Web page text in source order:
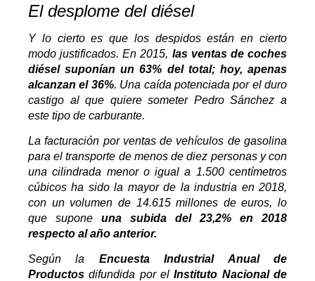
El desplome del diésel
Y lo cierto es que los despidos están en cierto
modo justificados. En 2015, las ventas de coches
diésel suponían un 63% del total; hoy, apenas
alcanzan el 36%. Una caída potenciada por el duro
castigo al que quiere someter Pedro Sánchez a
este tipo de carburante.
La facturación por ventas de vehículos de gasolina
para el transporte de menos de diez personas y con
una cilindrada menor o igual a 1.500 centímetros
cúbicos ha sido la mayor de la industria en 2018,
con un volumen de 14.615 millones de euros, lo
que supone una subida del 23,2% en 2018
respecto al año anterior.
Según la Encuesta Industrial Anual de
Productos difundida por elInstituto Nacional de